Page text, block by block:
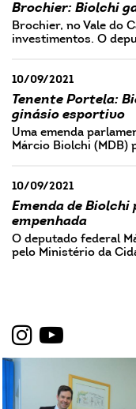
Brochier: Biolchi
Brochier, no Vale do
investimentos. O
10/09/2021
Tenente Portela:
ginásio esportivo
Uma emenda
Márcio Biolchi (MDB)
10/09/2021
Emenda de
empenhada
O deputado federal
pelo Ministério da